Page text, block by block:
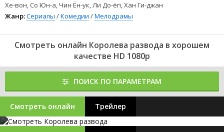
Хе-вон, Со Юн-а, Чин Ён-ук, Ли До-ёп, Хан Ги-джан
Жанр:Сериалы /Комедии /Мелодрамы
Смотреть онлайн Королева развода в хорошем
качестве HD 1080p
ПОИСК ПО ПАРАМЕТРАМ
Смотреть онлайн Трейлер